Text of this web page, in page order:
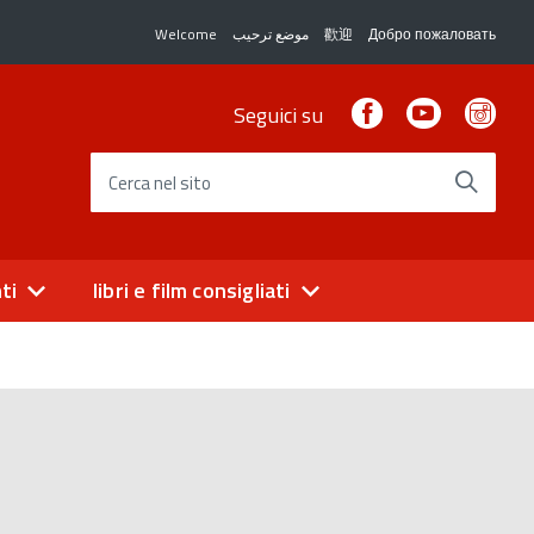
Welcome موضع ترحيب 歡迎 Добро пожаловать
Seguici su FacebookYoutube
Cerca nel sito
libri e film consigliati